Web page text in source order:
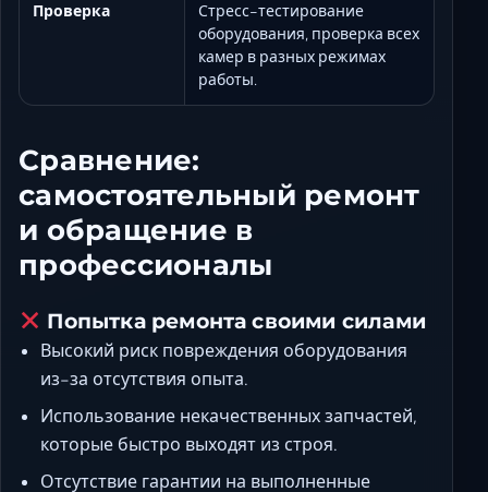
Проверка
Стресс-тестирование
оборудования, проверка всех
камер в разных режимах
работы.
Сравнение:
самостоятельный ремонт
и обращение в
профессионалы
Попытка ремонта своими силами
Высокий риск повреждения оборудования
из-за отсутствия опыта.
Использование некачественных запчастей,
которые быстро выходят из строя.
Отсутствие гарантии на выполненные